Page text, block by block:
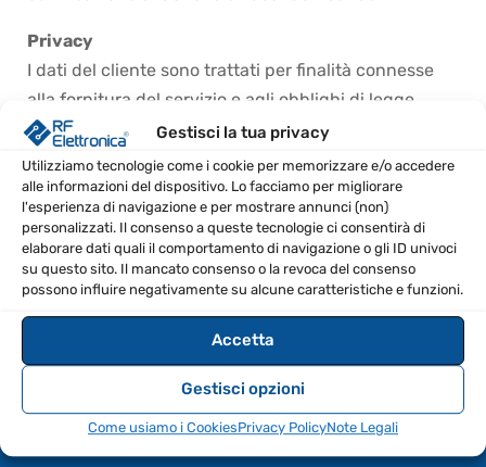
Gestisci la tua privacy
Utilizziamo tecnologie come i cookie per memorizzare e/o accedere
alle informazioni del dispositivo. Lo facciamo per migliorare
l'esperienza di navigazione e per mostrare annunci (non)
personalizzati. Il consenso a queste tecnologie ci consentirà di
elaborare dati quali il comportamento di navigazione o gli ID univoci
su questo sito. Il mancato consenso o la revoca del consenso
possono influire negativamente su alcune caratteristiche e funzioni.
Accetta
Gestisci opzioni
Come usiamo i CookiesPrivacy PolicyNote Legali
Privacy
I dati del cliente sono trattati per finalità connesse
alla fornitura del servizio e agli obblighi di legge.
Informativa completa disponibile nella nostra
Policy.
Telefono:
+39 0931 175 77 82